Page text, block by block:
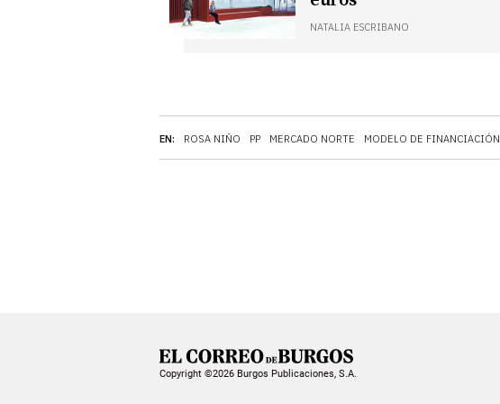
EN: ROSA NIÑO PP MERCADO NORTE MODELO DE FINANCIACIÓN
NATALIA ESCRIBANO
Copyright ©2026 Burgos Publicaciones, S.A.